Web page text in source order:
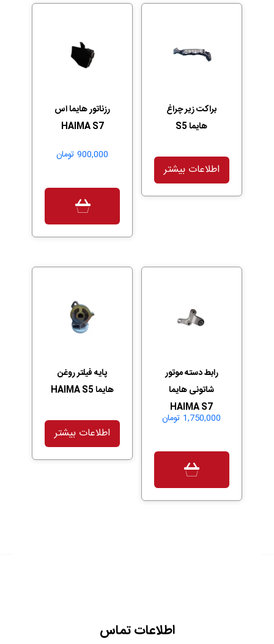
براکت زیر چراغ
هایما S5
اطلاعات بیشتر
رزناتور هایما اس
HAIMA S7
900,000 تومان
رابط دسته موتور
شاتونی هایما
HAIMA S7
1,750,000 تومان
پایه فیلتر روغن
هایما HAIMA S5
اطلاعات بیشتر
اطلاعات تماس